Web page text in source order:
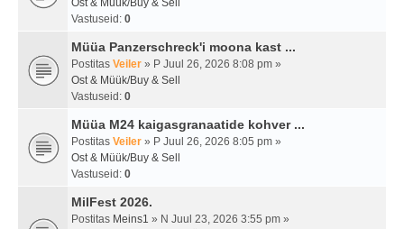
Ost & Müük/Buy & Sell
Vastuseid: 0
Müüa Panzerschreck'i moona kast ...
Postitas Veiler » P Juul 26, 2026 8:08 pm »
Ost & Müük/Buy & Sell
Vastuseid: 0
Müüa M24 kaigasgranaatide kohver ...
Postitas Veiler » P Juul 26, 2026 8:05 pm »
Ost & Müük/Buy & Sell
Vastuseid: 0
MilFest 2026.
Postitas Meins1 » N Juul 23, 2026 3:55 pm »